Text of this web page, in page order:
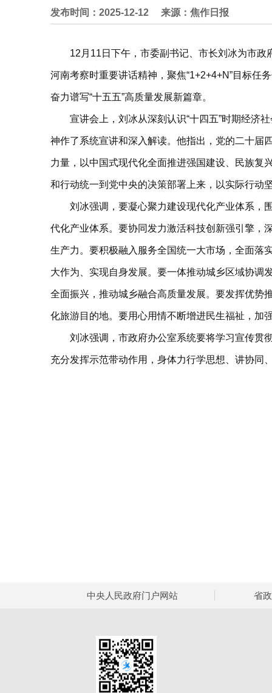
发布时间：2025-12-12 来源：焦作日报
12月11日下午，市委副书记、市长刘冰为市
河南考察时重要讲话精神，聚焦“1+2+4+N”目标任
奋力谱写“十五五”高质量发展新篇章。
宣讲会上，刘冰从深刻认识“十四五”时期经济
神作了系统宣讲和深入解读。他指出，党的二十届
力量，以中国式现代化全面推进强国建设、民族复
和行动统一到党中央的决策部署上来，以实际行动
刘冰强调，要凝心聚力建设现代化产业体系，
代化产业体系。要协同发力激活科技创新强引擎，
生产力。要积极融入服务全国统一大市场，全面落
大作为、实现自身发展。要一体推动城乡区域协调
全面振兴，推动城乡融合高质量发展。要发挥优势
化旅游目的地。要用心用情不断增进民生福祉，加
刘冰强调，市政府办公室系统要将学习宣传贯
充分发挥示范带动作用，身体力行学思想、讲协同
中央人民政府门户网站 省